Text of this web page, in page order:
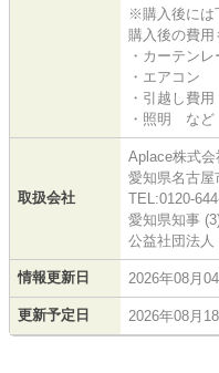
※購入後には
購入後の費用
・カーテンレ
・エアコン
・引越し費用
・照明 など
取扱会社
Aplace株式会
愛知県名古屋
TEL:0120-
愛知県知事
公益社団法
情報更新日 2026年08月
更新予定日 2026年08月